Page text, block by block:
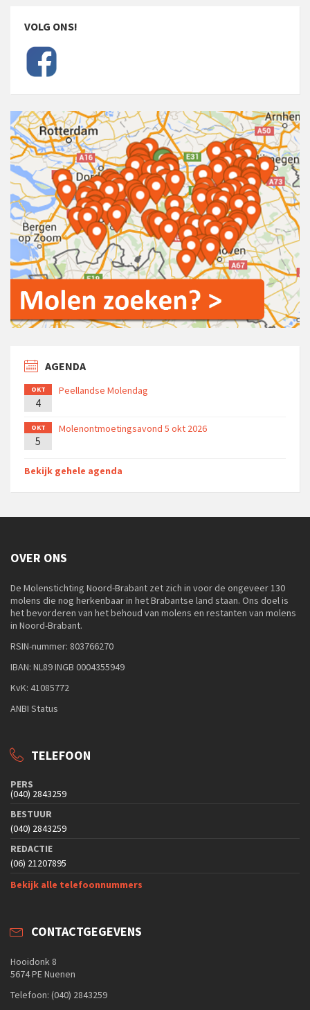
VOLG ONS!
AGENDA
OKT
4
Peellandse Molendag
OKT
5
Molenontmoetingsavond 5 okt 2026
Bekijk gehele agenda
OVER ONS
De Molenstichting Noord-Brabant zet zich in voor de ongeveer 130
molens die nog herkenbaar in het Brabantse land staan. Ons doel is
het bevorderen van het behoud van molens en restanten van molens
in Noord-Brabant.
RSIN-nummer: 803766270
IBAN: NL89 INGB 0004355949
KvK: 41085772
ANBI Status
TELEFOON
PERS
(040) 2843259
BESTUUR
(040) 2843259
REDACTIE
(06) 21207895
Bekijk alle telefoonnummers
CONTACTGEGEVENS
Hooidonk 8
5674 PE Nuenen
Telefoon: (040) 2843259